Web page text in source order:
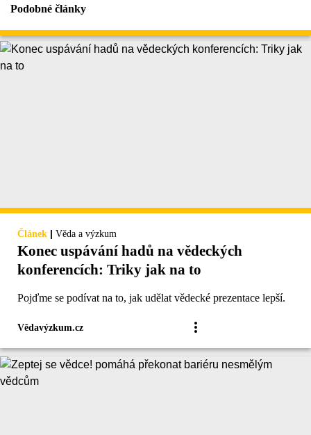
Podobné články
Článek | Věda a výzkum
Konec uspávání hadů na vědeckých
konferencích: Triky jak na to
Pojďme se podívat na to, jak udělat vědecké prezentace lepší.
Vědavýzkum.cz